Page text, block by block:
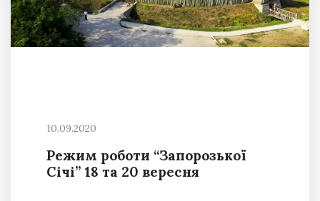
10.09.2020
Режим роботи “Запорозької
Січі” 18 та 20 вересня